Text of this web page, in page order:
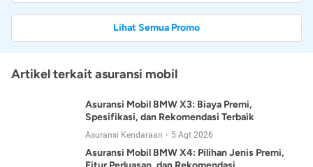
Lihat Semua Promo
Artikel terkait asuransi mobil
Asuransi Mobil BMW X3: Biaya Premi,
Spesifikasi, dan Rekomendasi Terbaik
Asuransi Kendaraan 5 Agt 2026
Asuransi Mobil BMW X4: Pilihan Jenis Premi,